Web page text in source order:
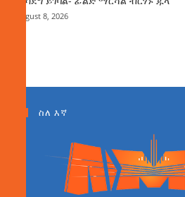
August 8, 2026
ስለ እኛ